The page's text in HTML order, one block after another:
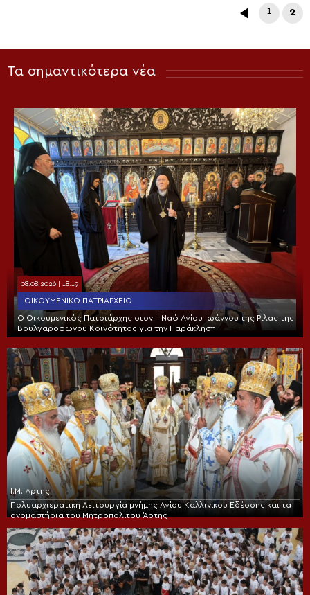
1 2
Τα σημαντικότερα νέα
08.08.2026 | 18:19
ΟΙΚΟΥΜΕΝΙΚΌ ΠΑΤΡΙΑΡΧΕΊΟ
Ο Οικουμενικός Πατριάρχης στον I. Ναό Αγίου Ιωάννου της Ρίλας της
Βουλγαροφώνου Κοινότητος για την Παράκληση
Ι.Μ. Άρτης
Πολυαρχιερατική Λειτουργία μνήμης Αγίου Καλλινίκου Εδέσσης και τα
ονομαστήρια του Μητροπολίτου Άρτης